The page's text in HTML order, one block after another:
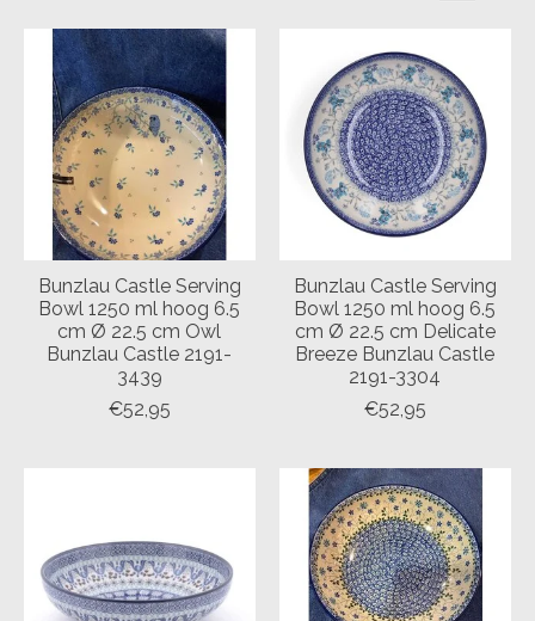
Bunzlau Castle Serving
Bowl 1250 ml hoog 6.5
cm Ø 22.5 cm Owl
Bunzlau Castle 2191-
3439
€52,95
Bunzlau Castle Serving
Bowl 1250 ml hoog 6.5
cm Ø 22.5 cm Delicate
Breeze Bunzlau Castle
2191-3304
€52,95